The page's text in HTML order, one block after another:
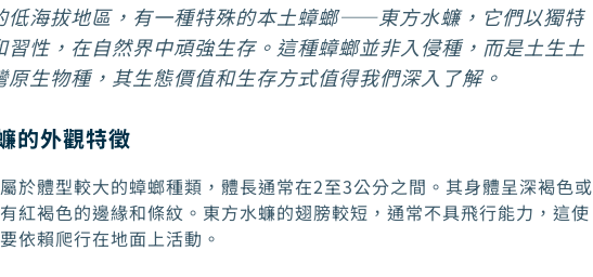
低海拔地區，有一種特殊的本土蟑螂——東方水蠊，它們以獨特
習性，在自然界中頑強生存。這種蟑螂並非入侵種，而是土生土
原生物種，其生態價值和生存方式值得我們深入了解。
的外觀特徵
於體型較大的蟑螂種類，體長通常在2至3公分之間。其身體呈深褐色或
紅褐色的邊緣和條紋。東方水蠊的翅膀較短，通常不具飛行能力，這使
依賴爬行在地面上活動。